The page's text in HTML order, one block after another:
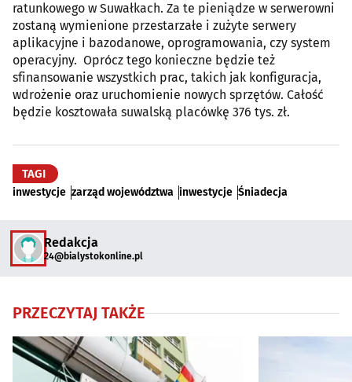
ratunkowego w Suwałkach. Za te pieniądze w serwerowni
zostaną wymienione przestarzałe i zużyte serwery
aplikacyjne i bazodanowe, oprogramowania, czy system
operacyjny. Oprócz tego konieczne będzie też
sfinansowanie wszystkich prac, takich jak konfiguracja,
wdrożenie oraz uruchomienie nowych sprzętów. Całość
będzie kosztowała suwalską placówkę 376 tys. zł.
TAGI
inwestycje zarząd województwa inwestycje Śniadecja
Redakcja
24@bialystokonline.pl
PRZECZYTAJ TAKŻE